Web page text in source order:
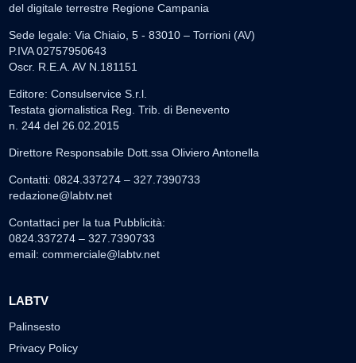
del digitale terrestre Regione Campania
Sede legale: Via Chiaio, 5 - 83010 – Torrioni (AV)
P.IVA 02757950643
Oscr. R.E.A. AV N.181151
Editore: Consulservice S.r.l.
Testata giornalistica Reg. Trib. di Benevento
n. 244 del 26.02.2015
Direttore Responsabile Dott.ssa Oliviero Antonella
Contatti: 0824.337274 – 327.7390733
redazione@labtv.net
Contattaci per la tua Pubblicità:
0824.337274 – 327.7390733
email: commerciale@labtv.net
LABTV
Palinsesto
Privacy Policy